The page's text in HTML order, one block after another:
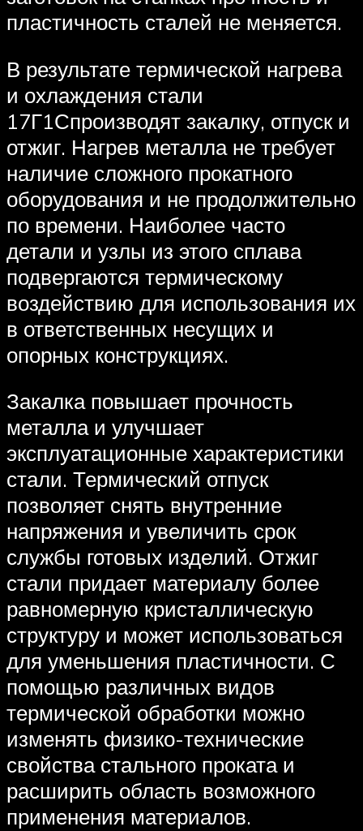
пластичность сталей не меняется.
В результате термической нагрева
и охлаждения стали
17Г1Спроизводят закалку, отпуск и
отжиг. Нагрев металла не требует
наличие сложного прокатного
оборудования и не продолжительно
по времени. Наиболее часто
детали и узлы из этого сплава
подвергаются термическому
воздействию для использования их
в ответственных несущих и
опорных конструкциях.
Закалка повышает прочность
металла и улучшает
эксплуатационные характеристики
стали. Термический отпуск
позволяет снять внутренние
напряжения и увеличить срок
службы готовых изделий. Отжиг
стали придает материалу более
равномерную кристаллическую
структуру и может использоваться
для уменьшения пластичности. С
помощью различных видов
термической обработки можно
изменять физико-технические
свойства стального проката и
расширить область возможного
применения материалов.